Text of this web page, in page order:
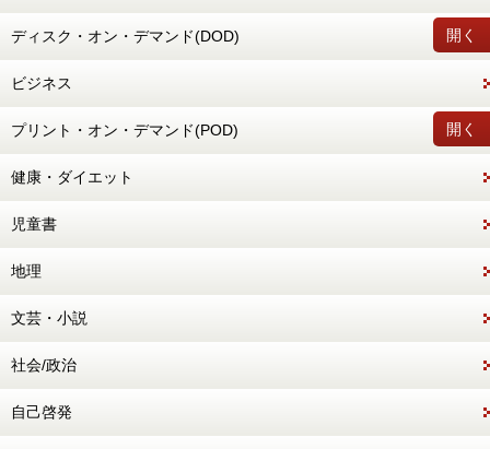
開く
ディスク・オン・デマンド(DOD)
ビジネス
開く
プリント・オン・デマンド(POD)
健康・ダイエット
児童書
地理
文芸・小説
社会/政治
自己啓発